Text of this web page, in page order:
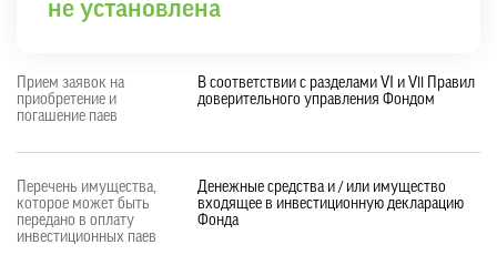
не установлена
Прием заявок на
приобретение и
погашение паев
В соответствии с разделами VI и Vll Правил
доверительного управления Фондом
Перечень имущества,
которое может быть
передано в оплату
инвестиционных паев
Денежные средства и / или имущество
входящее в инвестиционную декларацию
Фонда